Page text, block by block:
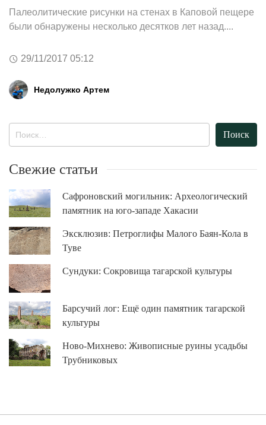
Палеолитические рисунки на стенах в Каповой пещере
были обнаружены несколько десятков лет назад....
29/11/2017 05:12
Недолужко Артем
Свежие статьи
Сафроновский могильник: Археологический
памятник на юго-западе Хакасии
Эксклюзив: Петроглифы Малого Баян-Кола в
Туве
Сундуки: Сокровища тагарской культуры
Барсучий лог: Ещё один памятник тагарской
культуры
Ново-Михнево: Живописные руины усадьбы
Трубниковых